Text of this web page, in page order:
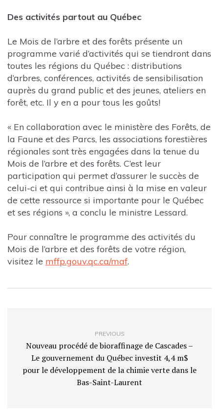
Des activités partout au Québec
Le Mois de l’arbre et des forêts présente un
programme varié d’activités qui se tiendront dans
toutes les régions du Québec : distributions
d’arbres, conférences, activités de sensibilisation
auprès du grand public et des jeunes, ateliers en
forêt, etc. Il y en a pour tous les goûts!
« En collaboration avec le ministère des Forêts, de
la Faune et des Parcs, les associations forestières
régionales sont très engagées dans la tenue du
Mois de l’arbre et des forêts. C’est leur
participation qui permet d’assurer le succès de
celui-ci et qui contribue ainsi à la mise en valeur
de cette ressource si importante pour le Québec
et ses régions », a conclu le ministre Lessard.
Pour connaître le programme des activités du
Mois de l’arbre et des forêts de votre région,
visitez le mffp.gouv.qc.ca/maf.
PREVIOUS
Nouveau procédé de bioraffinage de Cascades –
Le gouvernement du Québec investit 4,4 m$
pour le développement de la chimie verte dans le
Bas-Saint-Laurent